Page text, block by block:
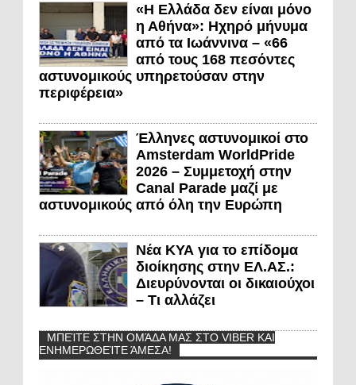
«Η Ελλάδα δεν είναι μόνο
η Αθήνα»: Ηχηρό μήνυμα
από τα Ιωάννινα – «66
από τους 168 πεσόντες
αστυνομικούς υπηρετούσαν στην
περιφέρεια»
Έλληνες αστυνομικοί στο
Amsterdam WorldPride
2026 – Συμμετοχή στην
Canal Parade μαζί με
αστυνομικούς από όλη την Ευρώπη
Νέα ΚΥΑ για το επίδομα
διοίκησης στην ΕΛ.ΑΣ.:
Διευρύνονται οι δικαιούχοι
– Τι αλλάζει
ΜΠΕΊΤΕ ΣΤΗΝ ΟΜΆΔΑ ΜΑΣ ΣΤΟ VIBER ΚΑΙ
ΕΝΗΜΕΡΩΘΕΊΤΕ ΆΜΕΣΑ!